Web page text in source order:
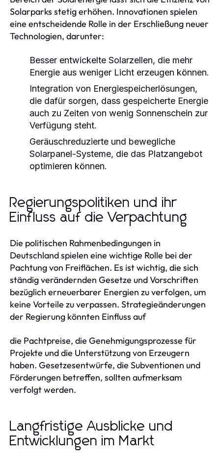
Solarparks stetig erhöhen. Innovationen spielen
eine entscheidende Rolle in der Erschließung neuer
Technologien, darunter:
Besser entwickelte Solarzellen, die mehr
Energie aus weniger Licht erzeugen können.
Integration von Energiespeicherlösungen,
die dafür sorgen, dass gespeicherte Energie
auch zu Zeiten von wenig Sonnenschein zur
Verfügung steht.
Geräuschreduzierte und bewegliche
Solarpanel-Systeme, die das Platzangebot
optimieren können.
Regierungspolitiken und ihr
Einfluss auf die Verpachtung
Die politischen Rahmenbedingungen in
Deutschland spielen eine wichtige Rolle bei der
Pachtung von Freiflächen. Es ist wichtig, die sich
ständig verändernden Gesetze und Vorschriften
bezüglich erneuerbarer Energien zu verfolgen, um
keine Vorteile zu verpassen. Strategieänderungen
der Regierung könnten Einfluss auf
die Pachtpreise, die Genehmigungsprozesse für
Projekte und die Unterstützung von Erzeugern
haben. Gesetzesentwürfe, die Subventionen und
Förderungen betreffen, sollten aufmerksam
verfolgt werden.
Langfristige Ausblicke und
Entwicklungen im Markt